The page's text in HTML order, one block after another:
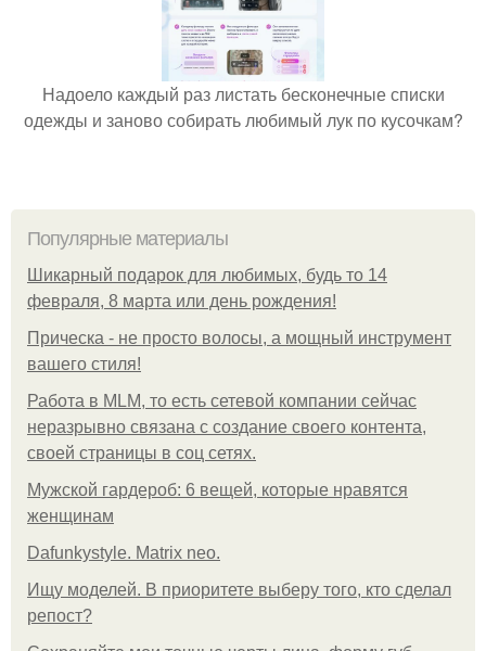
Надоело каждый раз листать бесконечные списки
одежды и заново собирать любимый лук по кусочкам?
Популярные материалы
Шикарный подарок для любимых, будь то 14
февраля, 8 марта или день рождения!
Прическа - не просто волосы, а мощный инструмент
вашего стиля!
Работа в MLM, то есть сетевой компании сейчас
неразрывно связана с создание своего контента,
своей страницы в соц сетях.
Мужской гардероб: 6 вещей, которые нравятся
женщинам
Dafunkystyle. Matrix neo.
Ищу моделей. В приоритете выберу того, кто сделал
репост?